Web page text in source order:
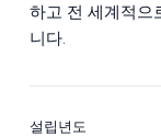
하고 전 세계적으
니다.
설립년도